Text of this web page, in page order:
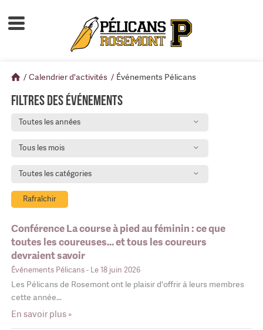
Accueil
Calendrier d'activités
/ Calendrier d'activités / Événements Pélicans
Filtres des événements
Toutes les années
Tous les mois
Toutes les catégories
Rafraîchir
Conférence La course à pied au féminin : ce que
toutes les coureuses... et tous les coureurs
devraient savoir
Événements Pélicans- Le 18 juin 2026
Les Pélicans de Rosemont ont le plaisir d'offrir à leurs membres
cette année…
En savoir plus »